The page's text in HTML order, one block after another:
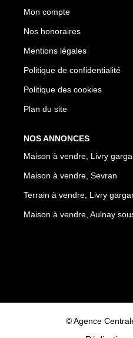
Mon compte
Nos honoraires
Mentions légales
Politique de confidentialité
Politique des cookies
Plan du site
NOS ANNONCES
Maison à vendre, Livry
Maison à vendre, Sevran
Terrain à vendre, Livry
Maison à vendre, Aulnay
© Agence